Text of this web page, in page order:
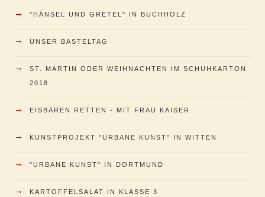
→ "HÄNSEL UND GRETEL" IN BUCHHOLZ
→ UNSER BASTELTAG
→
ST. MARTIN ODER WEIHNACHTEN IM SCHUHKARTON
2018
→ EISBÄREN RETTEN - MIT FRAU KAISER
→ KUNSTPROJEKT "URBANE KUNST" IN WITTEN
→ "URBANE KUNST" IN DORTMUND
→ KARTOFFELSALAT IN KLASSE 3